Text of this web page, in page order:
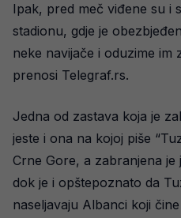
Ipak, pred meč viđene su i
stadionu, gdje je
neke navijače i oduzime im
prenosi Telegraf.rs.
Jedna od zastava koja je
jeste i ona na kojoj piše
Crne Gore, a zabranjena
dok je i opštepoznato da
naseljavaju Albanci koji